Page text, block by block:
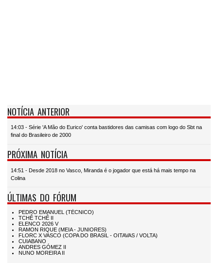
NOTÍCIA ANTERIOR
14:03 - Série 'A Mão do Eurico' conta bastidores das camisas com logo do Sbt na
final do Brasileiro de 2000
PRÓXIMA NOTÍCIA
14:51 - Desde 2018 no Vasco, Miranda é o jogador que está há mais tempo na
Colina
ÚLTIMAS DO FÓRUM